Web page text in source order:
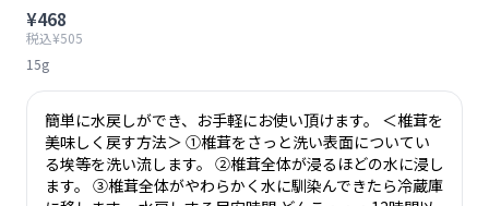
¥468
税込¥505
15g
簡単に水戻しができ、お手軽にお使い頂けます。 ＜椎茸を
美味しく戻す方法＞ ①椎茸をさっと洗い表面についてい
る埃等を洗い流します。 ②椎茸全体が浸るほどの水に浸し
ます。 ③椎茸全体がやわらかく水に馴染んできたら冷蔵庫